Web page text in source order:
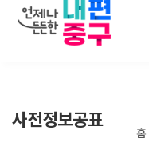
사전정보공표
홈